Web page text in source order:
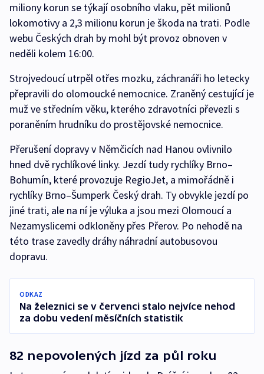
miliony korun se týkají osobního vlaku, pět milionů
lokomotivy a 2,3 milionu korun je škoda na trati. Podle
webu Českých drah by mohl být provoz obnoven v
neděli kolem 16:00.
Strojvedoucí utrpěl otřes mozku, záchranáři ho letecky
přepravili do olomoucké nemocnice. Zraněný cestující je
muž ve středním věku, kterého zdravotníci převezli s
poraněním hrudníku do prostějovské nemocnice.
Přerušení dopravy v Němčicích nad Hanou ovlivnilo
hned dvě rychlíkové linky. Jezdí tudy rychlíky Brno–
Bohumín, které provozuje RegioJet, a mimořádně i
rychlíky Brno–Šumperk Český drah. Ty obvykle jezdí po
jiné trati, ale na ní je výluka a jsou mezi Olomoucí a
Nezamyslicemi odkloněny přes Přerov. Po nehodě na
této trase zavedly dráhy náhradní autobusovou
dopravu.
ODKAZ
Na železnici se v červenci stalo nejvíce nehod
za dobu vedení měsíčních statistik
82 nepovolených jízd za půl roku